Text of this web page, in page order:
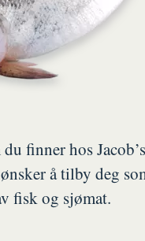
finner hos
å tilby deg
fisk og sjømat.